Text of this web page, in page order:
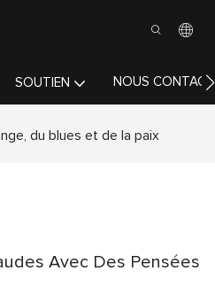
SOUTIEN NOUS
du blues et de la paix
Avec Des Pensées